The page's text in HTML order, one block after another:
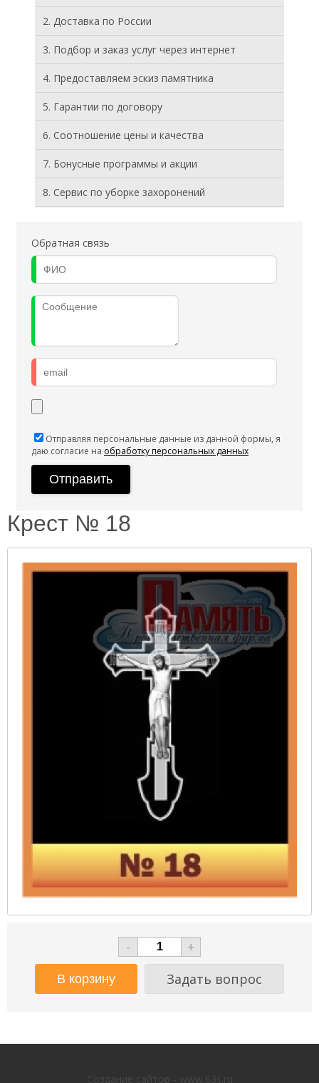
2. Доставка по России
3. Подбор и заказ услуг через интернет
4. Предоставляем эскиз памятника
5. Гарантии по договору
6. Соотношение цены и качества
7. Бонусные программы и акции
8. Cервис по уборке захоронений
Обратная связь
Отправляя персональные данные из данной формы, я
даю согласие на обработку персональных данных
Крест № 18
-
+
Задать вопрос
Создание сайтов - www.63s.ru